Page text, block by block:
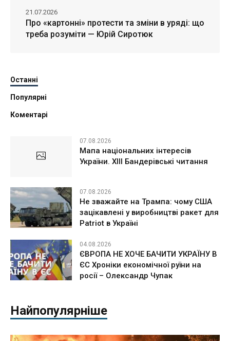
Про «картонні» протести та зміни в уряді: що
треба розуміти — Юрій Сиротюк
21.07.2026
Останні
Популярні
Коментарі
07.08.2026
Мапа національних інтересів
України. ХІІІ Бандерівські читання
07.08.2026
Не зважайте на Трампа: чому США
зацікавлені у виробництві ракет для
Patriot в Україні
04.08.2026
ЄВРОПА НЕ ХОЧЕ БАЧИТИ УКРАЇНУ В
ЄС Хроніки економічної руїни на
росії – Олександр Чупак
Найпопулярніше